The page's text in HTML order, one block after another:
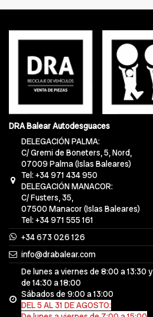
DRA Balear Autodesguaces
DELEGACIÓN PALMA:
C/ Gremi de Boneters, 5, Nord,
07009 Palma (Islas Baleares)
Tel: +34 971 434 950
DELEGACIÓN MANACOR:
C/ Fusters, 35,
07500 Manacor (Islas Baleares)
Tel: +34 971 555 161
+34 673 026 126
info@drabalear.com
De lunes a viernes de 8:00 a 13:30 y
de 14:30 a 18:00
Sábados de 9:00 a 13:00
DEL 5 AL 31 DE AGOSTO: